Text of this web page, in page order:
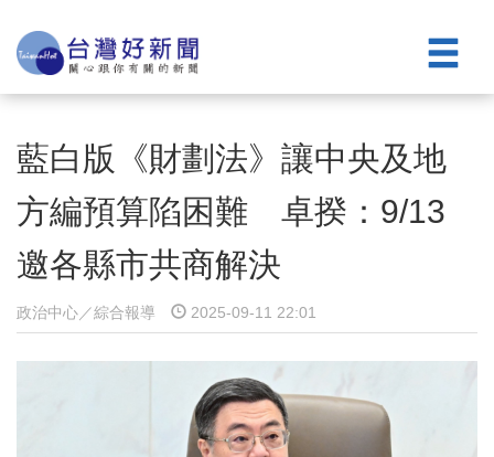
藍白版《財劃法》讓中央及地
方編預算陷困難 卓揆：9/13
邀各縣市共商解決
政治中心／綜合報導 2025-09-11 22:01